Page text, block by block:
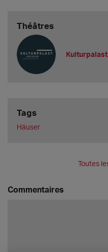
Théâtres
Tags
Häuser
Toutes
Commentaires